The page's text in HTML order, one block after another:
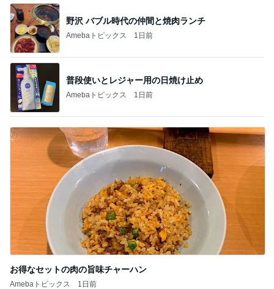
野沢 バブル時代の仲間と焼肉ランチ
Amebaトピックス 1日前
普段使いとレジャー用の日焼け止め
Amebaトピックス 1日前
お得なセットの肉の旨味チャーハン
Amebaトピックス 1日前